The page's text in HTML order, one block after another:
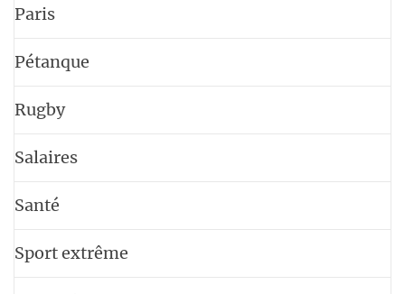
Paris
Pétanque
Rugby
Salaires
Santé
Sport extrême